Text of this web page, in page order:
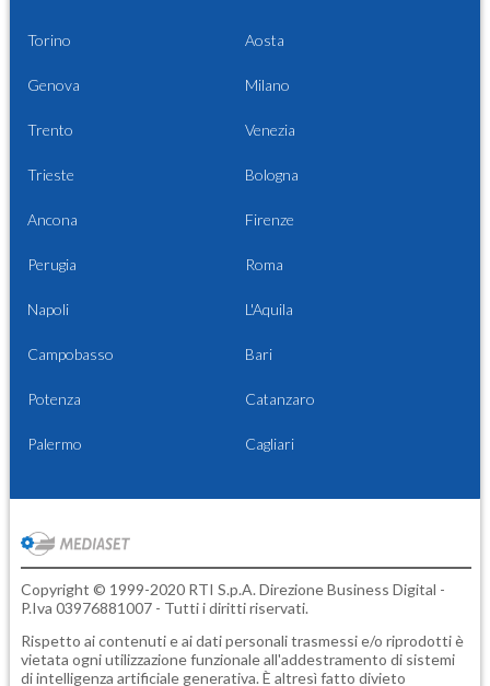
Torino Aosta
Genova Milano
Trento Venezia
Trieste Bologna
Ancona Firenze
Perugia Roma
Napoli L'Aquila
Campobasso Bari
Potenza Catanzaro
Palermo Cagliari
Copyright © 1999-2020 RTI S.p.A. Direzione Business Digital -
P.Iva 03976881007 - Tutti i diritti riservati.
Rispetto ai contenuti e ai dati personali trasmessi e/o riprodotti è
vietata ogni utilizzazione funzionale all'addestramento di sistemi
di intelligenza artificiale generativa. È altresì fatto divieto